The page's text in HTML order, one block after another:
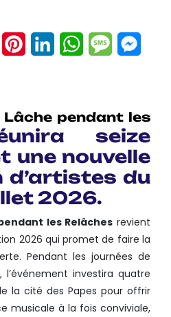
X Pinterest
LinkedInWhatsApp
Lâche pendant les
seize
une nouvelle
d’artistes du
2026.
les Relâches revient
2026 qui promet de faire la
Pendant les journées de
l’événement investira quatre
la cité des Papes pour offrir
musicale à la fois conviviale,